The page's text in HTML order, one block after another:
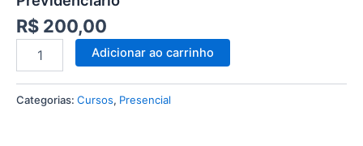
R$ 200,00
Adicionar ao carrinho
Categorias: Cursos, Presencial